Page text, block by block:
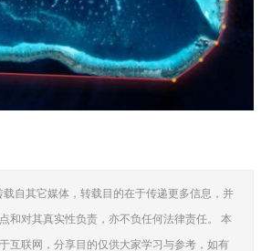
自其它媒体，转载目的在于传递更多信息，并
和对其真实性负责，亦不负任何法律责任。 本
互联网，分享目的仅供大家学习与参考，如有